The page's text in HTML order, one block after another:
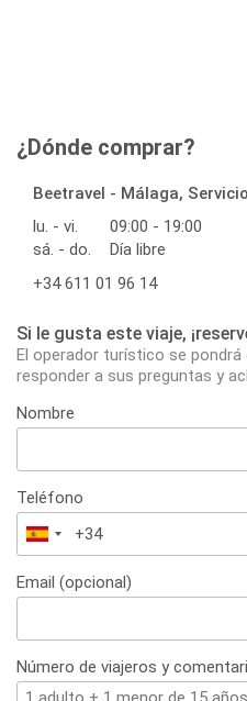
¿Dónde comprar?
Beetravel - Málaga,
lu. - vi.
09:00 - 19:00
sá. - do.
Día libre
+34 611 01 96 14
Si le gusta este viaje,
El operador turístico se
responder a sus preguntas y
Nombre
Teléfono
España
+34
Email (opcional)
Número de viajeros y